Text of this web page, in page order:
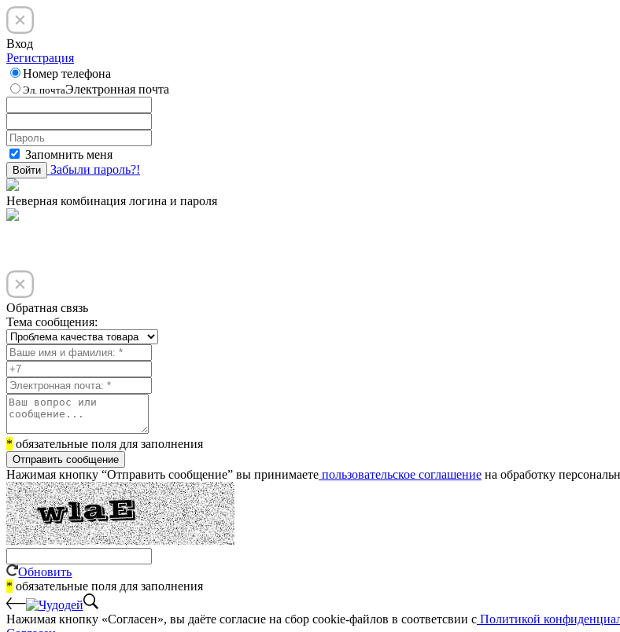
Вход
Регистрация
Номер телефона
Эл. почтаЭлектронная почта
Запомнить меня
Войти Забыли пароль?!
Неверная комбинация логина и пароля
Обратная связь
Тема сообщения:
* обязательные поля для заполнения
Отправить сообщение
Нажимая кнопку “Отправить сообщение” вы принимаете пользовательское соглашение на обработку
Обновить
* обязательные поля для заполнения
Нажимая кнопку «Согласен», вы даёте cогласие на сбор cookie-файлов в соответсвии с Политикой